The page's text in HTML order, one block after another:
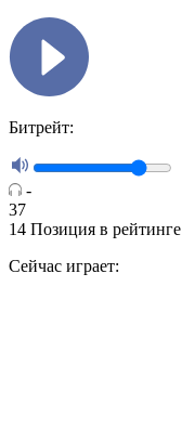
Битрейт:
-
37
14 Позиция в рейтинге
Сейчас играет: